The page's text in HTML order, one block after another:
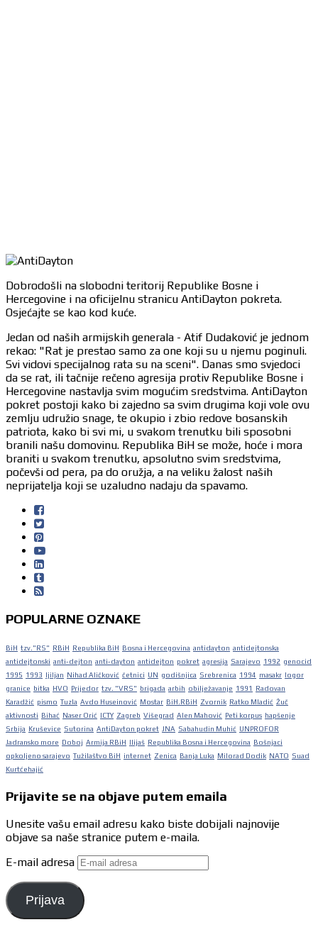
Dobrodošli na slobodni teritorij Republike Bosne i
Hercegovine i na oficijelnu stranicu AntiDayton pokreta.
Osjećajte se kao kod kuće.
Jedan od naših armijskih generala - Atif Dudaković je jednom
rekao: "Rat je prestao samo za one koji su u njemu poginuli.
Svi vidovi specijalnog rata su na sceni". Danas smo svjedoci
da se rat, ili tačnije rečeno agresija protiv Republike Bosne i
Hercegovine nastavlja svim mogućim sredstvima. AntiDayton
pokret postoji kako bi zajedno sa svim drugima koji vole ovu
zemlju udružio snage, te okupio i zbio redove bosanskih
patriota, kako bi svi mi, u svakom trenutku bili sposobni
branili našu domovinu. Republika BiH se može, hoće i mora
braniti u svakom trenutku, apsolutno svim sredstvima,
počevši od pera, pa do oružja, a na veliku žalost naših
neprijatelja koji se uzaludno nadaju da spavamo.
POPULARNE OZNAKE
BiH tzv."RS" RBiH Republika BiH Bosna i Hercegovina antidayton antidejtonska
antidejtonski anti-dejton anti-dayton antidejton pokret agresija Sarajevo 1992 genocid
1995 1993 ljiljan Nihad Aličković četnici UN godišnjica Srebrenica 1994 masakr logor
granice bitka HVO Prijedor tzv. "VRS" brigada arbih obilježavanje 1991
Radovan
Karadžić pismo Tuzla Avdo Huseinović Mostar BiH.RBiH Zvornik Ratko Mladić Žuč
aktivnosti Bihać Naser Orić ICTY Zagreb Višegrad Alen Mahović Peti korpus hapšenje
Srbija Kruševice Sutorina AntiDayton pokret JNA Sabahudin Muhić UNPROFOR
Jadransko more Doboj Armija RBiH Ilijaš Republika Bosna i Hercegovina Bošnjaci
opkoljeno sarajevo Tužilaštvo BiH internet Zenica Banja Luka Milorad Dodik NATO Suad
Kurtćehajić
Prijavite se na objave putem emaila
Unesite vašu email adresu kako biste dobijali najnovije
objave sa naše stranice putem e-maila.
E-mail adresa
Prijava